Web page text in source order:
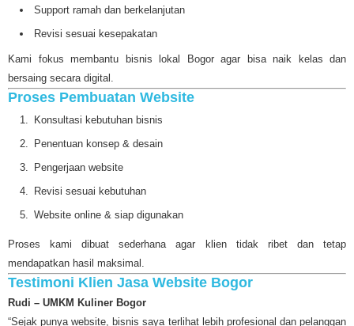
Support ramah dan berkelanjutan
Revisi sesuai kesepakatan
Kami fokus membantu bisnis lokal Bogor agar bisa naik kelas dan
bersaing secara digital.
Proses Pembuatan Website
Konsultasi kebutuhan bisnis
Penentuan konsep & desain
Pengerjaan website
Revisi sesuai kebutuhan
Website online & siap digunakan
Proses kami dibuat sederhana agar klien tidak ribet dan tetap
mendapatkan hasil maksimal.
Testimoni Klien Jasa Website Bogor
Rudi – UMKM Kuliner Bogor
“Sejak punya website, bisnis saya terlihat lebih profesional dan pelanggan